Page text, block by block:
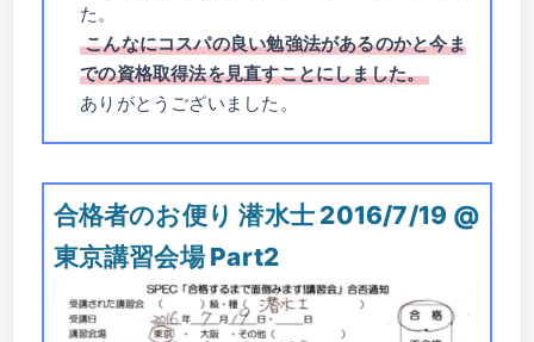
た。
こんなにコスパの良い勉強法があるのかと今ま
での資格取得法を見直すことにしました。
ありがとうございました。
合格者のお便り 潜水士 2016/7/19 @
東京講習会場 Part2